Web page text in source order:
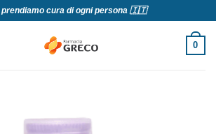
cura di ogni persona 🇮🇹
0